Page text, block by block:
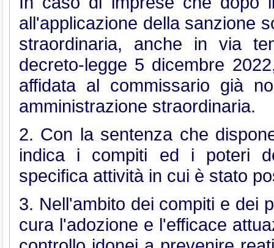
all'applicazione della sanzione
straordinaria, anche in via
decreto-legge 5 dicembre
affidata al commissario già
amministrazione straordinaria.
2. Con la sentenza che
indica i compiti ed i poteri
specifica attività in cui è stato
3. Nell'ambito dei compiti e dei
cura l'adozione e l'efficace